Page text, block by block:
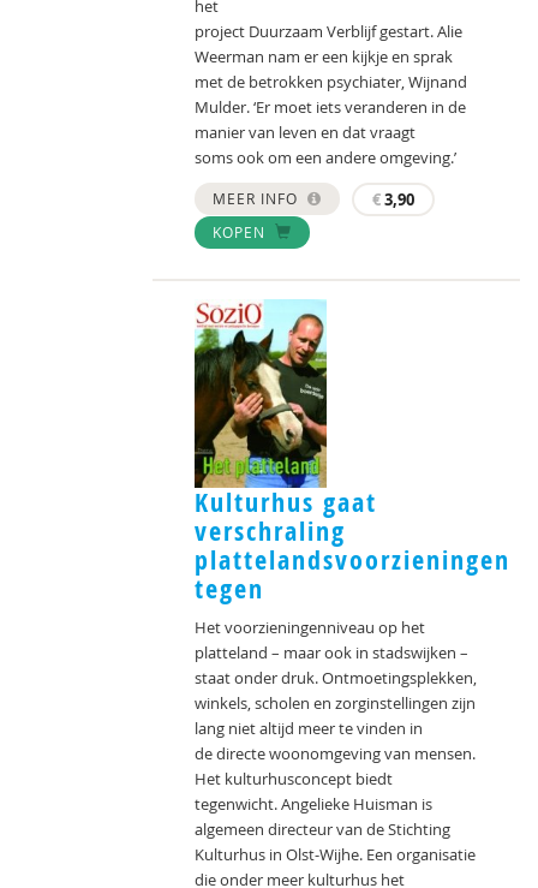
het
project Duurzaam Verblijf gestart. Alie
Weerman nam er een kijkje en sprak
met de betrokken psychiater, Wijnand
Mulder. ‘Er moet iets veranderen in de
manier van leven en dat vraagt
soms ook om een andere omgeving.’
MEER INFO €3,90
KOPEN
Kulturhus gaat
verschraling
plattelandsvoorzieningen
tegen
Het voorzieningenniveau op het
platteland – maar ook in stadswijken –
staat onder druk. Ontmoetingsplekken,
winkels, scholen en zorginstellingen zijn
lang niet altijd meer te vinden in
de directe woonomgeving van mensen.
Het kulturhusconcept biedt
tegenwicht. Angelieke Huisman is
algemeen directeur van de Stichting
Kulturhus in Olst-Wijhe. Een organisatie
die onder meer kulturhus het